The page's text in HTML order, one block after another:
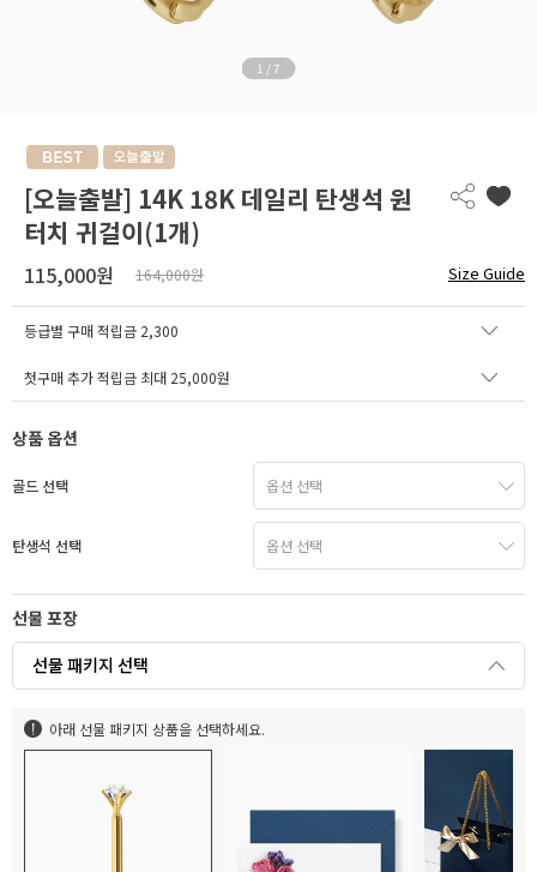
1 / 7
[오늘출발] 14K 18K 데일리 탄생석 원
터치 귀걸이(1개)
115,000원 164,000원 Size Guide
등급별 구매 적립금 2,300
첫구매 추가 적립금 최대 25,000원
상품 옵션
골드 선택
탄생석 선택
선물 포장
선물 패키지 선택
아래 선물 패키지 상품을 선택하세요.